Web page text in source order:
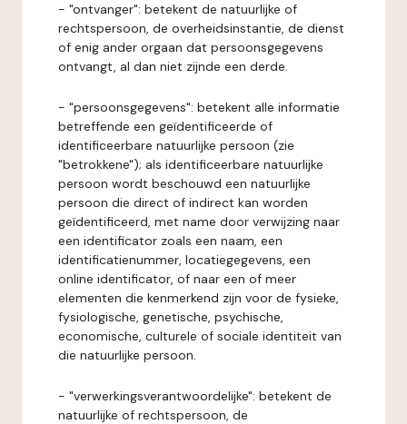
- "ontvanger": betekent de natuurlijke of
rechtspersoon, de overheidsinstantie, de dienst
of enig ander orgaan dat persoonsgegevens
ontvangt, al dan niet zijnde een derde.
- "persoonsgegevens": betekent alle informatie
betreffende een geïdentificeerde of
identificeerbare natuurlijke persoon (zie
"betrokkene"); als identificeerbare natuurlijke
persoon wordt beschouwd een natuurlijke
persoon die direct of indirect kan worden
geïdentificeerd, met name door verwijzing naar
een identificator zoals een naam, een
identificatienummer, locatiegegevens, een
online identificator, of naar een of meer
elementen die kenmerkend zijn voor de fysieke,
fysiologische, genetische, psychische,
economische, culturele of sociale identiteit van
die natuurlijke persoon.
- "verwerkingsverantwoordelijke": betekent de
natuurlijke of rechtspersoon, de